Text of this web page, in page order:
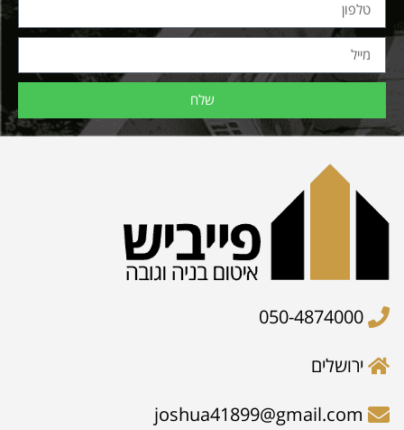
שלח
050-4874000
ירושלים
joshua41899@gmail.com